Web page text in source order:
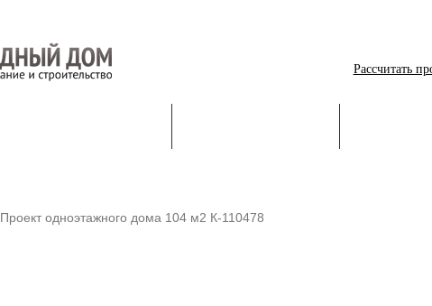
Рассчитать
Проект одноэтажного дома 104 м2 К-110478